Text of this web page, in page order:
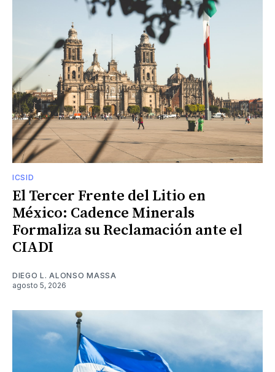
ICSID
El Tercer Frente del Litio en
México: Cadence Minerals
Formaliza su Reclamación ante el
CIADI
DIEGO L. ALONSO MASSA
agosto 5, 2026